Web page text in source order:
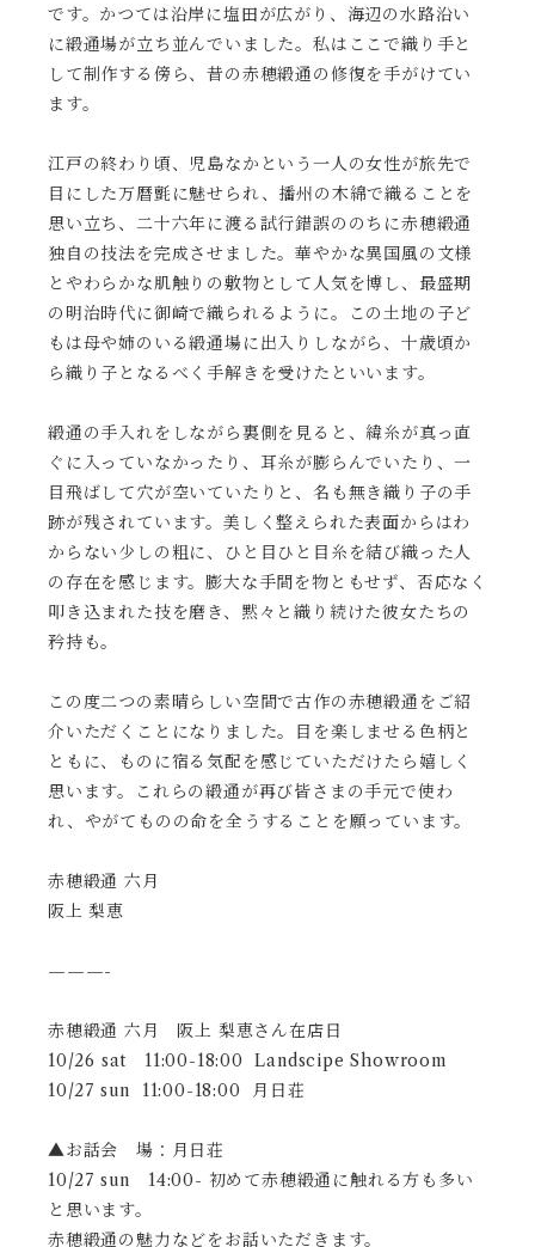
です。かつては沿岸に塩田が広がり、海辺の水路沿い
に緞通場が立ち並んでいました。私はここで織り手と
して制作する傍ら、昔の赤穂緞通の修復を手がけてい
ます。
江戸の終わり頃、児島なかという一人の女性が旅先で
目にした万暦氈に魅せられ、播州の木綿で織ることを
思い立ち、二十六年に渡る試行錯誤ののちに赤穂緞通
独自の技法を完成させました。華やかな異国風の文様
とやわらかな肌触りの敷物として人気を博し、最盛期
の明治時代に御崎で織られるように。この土地の子ど
もは母や姉のいる緞通場に出入りしながら、十歳頃か
ら織り子となるべく手解きを受けたといいます。
緞通の手入れをしながら裏側を見ると、緯糸が真っ直
ぐに入っていなかったり、耳糸が膨らんでいたり、一
目飛ばして穴が空いていたりと、名も無き織り子の手
跡が残されています。美しく整えられた表面からはわ
からない少しの粗に、ひと目ひと目糸を結び織った人
の存在を感じます。膨大な手間を物ともせず、否応なく
叩き込まれた技を磨き、黙々と織り続けた彼女たちの
矜持も。
この度二つの素晴らしい空間で古作の赤穂緞通をご紹
介いただくことになりました。目を楽しませる色柄と
ともに、ものに宿る気配を感じていただけたら嬉しく
思います。これらの緞通が再び皆さまの手元で使わ
れ、やがてものの命を全うすることを願っています。
赤穂緞通 六月
阪上 梨恵
———-
赤穂緞通 六月 阪上 梨恵さん在店日
10/26 sat 11:00-18:00 Landscipe Showroom
10/27 sun 11:00-18:00 月日荘
▲お話会 場：月日荘
10/27 sun 14:00- 初めて赤穂緞通に触れる方も多い
と思います。
赤穂緞通の魅力などをお話いただきます。